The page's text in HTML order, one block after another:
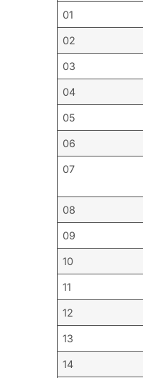
01
02
03
04
05
06
07
08
09
10
11
12
13
14